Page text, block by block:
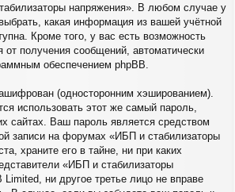
напряжения». В любом случае у
какая информация из вашей учётной
Кроме того, у вас есть возможность
от получения сообщений, автоматически
обеспечением phpBB.
(односторонним хэшированием).
использовать этот же самый пароль,
сайтах. Ваш пароль является средством
записи на форумах «ИБП и стабилизаторы
храните его в тайне, ни при каких
«ИБП и стабилизаторы
ни другое третье лицо не вправе